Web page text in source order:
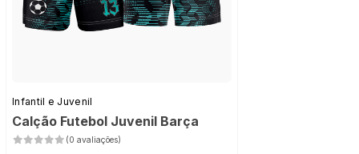
Infantil e Juvenil
Calção Futebol Juvenil Barça
(0 avaliações)